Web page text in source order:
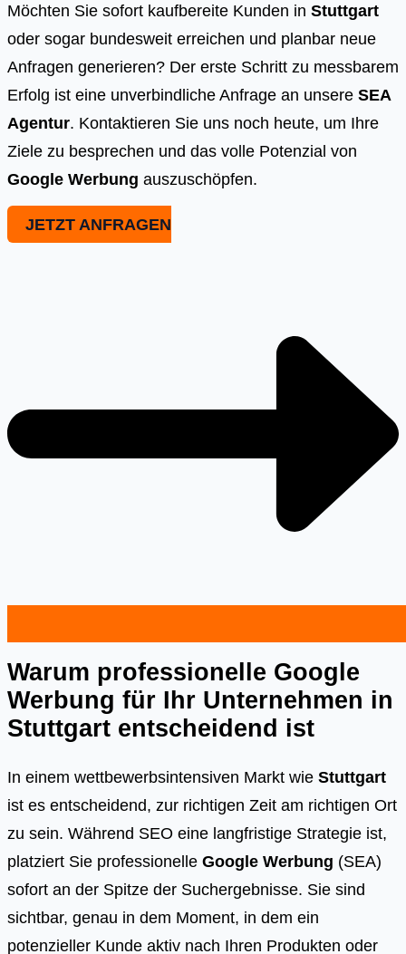
Möchten Sie sofort kaufbereite Kunden in Stuttgart
oder sogar bundesweit erreichen und planbar neue
Anfragen generieren? Der erste Schritt zu messbarem
Erfolg ist eine unverbindliche Anfrage an unsere SEA
Agentur. Kontaktieren Sie uns noch heute, um Ihre
Ziele zu besprechen und das volle Potenzial von
Google Werbung auszuschöpfen.
JETZT ANFRAGEN
Warum professionelle Google
Werbung für Ihr Unternehmen in
Stuttgart entscheidend ist
In einem wettbewerbsintensiven Markt wie Stuttgart
ist es entscheidend, zur richtigen Zeit am richtigen Ort
zu sein. Während SEO eine langfristige Strategie ist,
platziert Sie professionelle Google Werbung (SEA)
sofort an der Spitze der Suchergebnisse. Sie sind
sichtbar, genau in dem Moment, in dem ein
potenzieller Kunde aktiv nach Ihren Produkten oder